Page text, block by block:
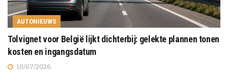
AUTONIEUWS
Tolvignet voor België lijkt dichterbij: gelekte plannen tonen
kosten en ingangsdatum
10/07/2026